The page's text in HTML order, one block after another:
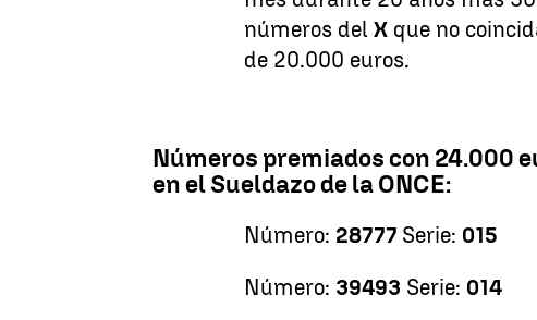
números delX que no
de 20.000 euros.
Números premiados con 24.000
en el Sueldazo de la ONCE:
Número: 28777 Serie: 015
Número: 39493 Serie: 014